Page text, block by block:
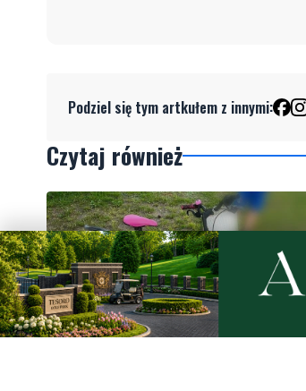
Podziel się tym artkułem z innymi:
Czytaj również